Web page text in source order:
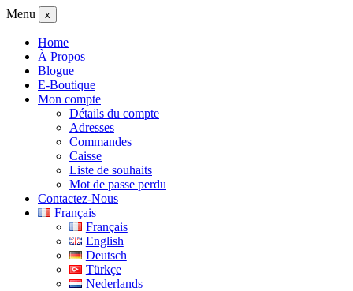
Menu x
Home
À Propos
Blogue
E-Boutique
Mon compte
Détails du compte
Adresses
Commandes
Caisse
Liste de souhaits
Mot de passe perdu
Contactez-Nous
Français
Français
English
Deutsch
Türkçe
Nederlands